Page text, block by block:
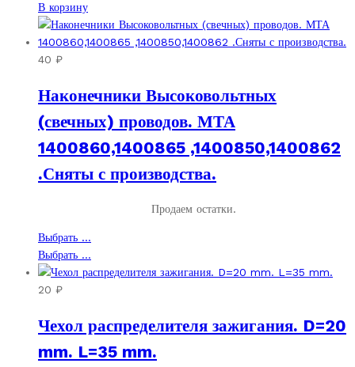
В корзину
40 ₽
Наконечники Высоковольтных
(свечных) проводов. МТА
1400860,1400865 ,1400850,1400862
.Сняты с производства.
Продаем остатки.
Выбрать ...
имеет
Опции
выбрать
Выбрать ...
товар
вариаций.
можно
20 ₽
Чехол распределителя зажигания. D=20
mm. L=35 mm.